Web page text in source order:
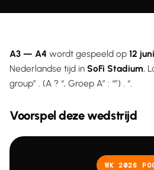
A3 — A4 wordt gespeeld op 12
Nederlandse tijd in SoFi Stadium,
group” . (A ? “, Groep A” : “”) . “.
Voorspel deze wedstrijd
WK 2026